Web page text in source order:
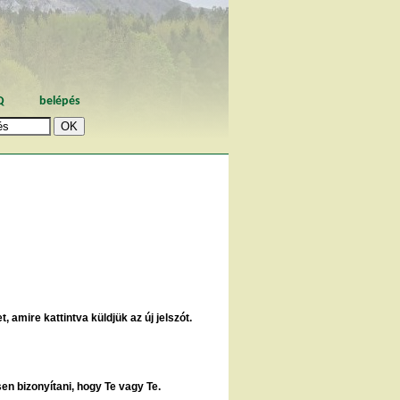
belépés
amire kattintva küldjük az új jelszót.
bizonyítani, hogy Te vagy Te.